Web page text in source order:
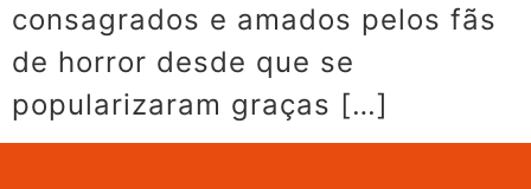
consagrados e amados pelos fãs
de horror desde que se
popularizaram graças […]